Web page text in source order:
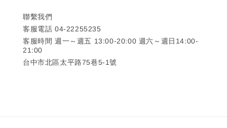
聯繫我們
客服電話 04-22255235
客服時間 週一～週五 13:00-20:00 週六～週日14:00-
21:00
台中市北區太平路75巷5-1號